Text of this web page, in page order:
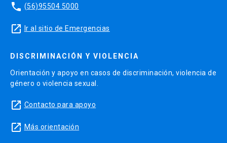
phone (56)95504 5000
launch Ir al sitio de Emergencias
DISCRIMINACIÓN Y VIOLENCIA
Orientación y apoyo en casos de discriminación, violencia de
género o violencia sexual.
launch Contacto para apoyo
launch Más orientación